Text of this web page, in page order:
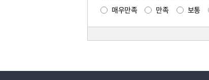
매우만족 만족 보통